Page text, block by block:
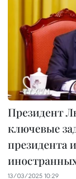
Президент
ключевые
президента
13/03/2025 10:29